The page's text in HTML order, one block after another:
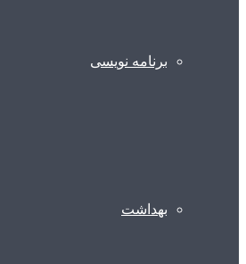
برنامه نویسی
بهداشت